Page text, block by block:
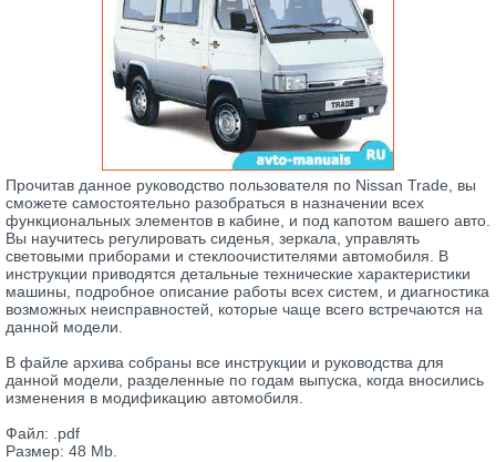
Прочитав данное руководство пользователя по Nissan Trade, вы
сможете самостоятельно разобраться в назначении всех
функциональных элементов в кабине, и под капотом вашего авто.
Вы научитесь регулировать сиденья, зеркала, управлять
световыми приборами и стеклоочистителями автомобиля. В
инструкции приводятся детальные технические характеристики
машины, подробное описание работы всех систем, и диагностика
возможных неисправностей, которые чаще всего встречаются на
данной модели.
В файле архива собраны все инструкции и руководства для
данной модели, разделенные по годам выпуска, когда вносились
изменения в модификацию автомобиля.
Файл: .pdf
Размер: 48 Mb.